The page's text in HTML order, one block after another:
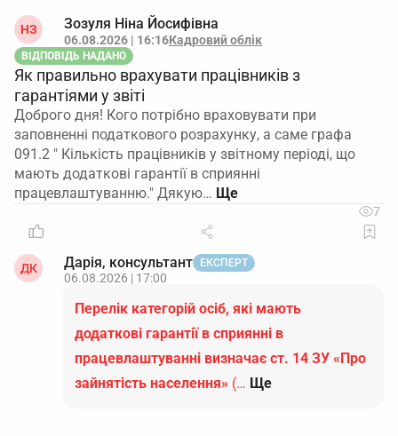
НЗ Зозуля Ніна Йосифівна
06.08.2026 | 16:16Кадровий облік
ВІДПОВІДЬ НАДАНО
Як правильно врахувати працівників з
гарантіями у звіті
Доброго дня! Кого потрібно враховувати при
заповненні податкового розрахунку, а саме графа
091.2 " Кількість працівників у звітному періоді, що
мають додаткові гарантії в сприянні
працевлаштуванню." Дякую…
7
ДК Дарія, консультант ЕКСПЕРТ
06.08.2026 | 17:00
Перелік категорій осіб, які мають
додаткові гарантії в сприянні в
працевлаштуванні визначає ст. 14 ЗУ «Про
зайнятість населення» (… Ще